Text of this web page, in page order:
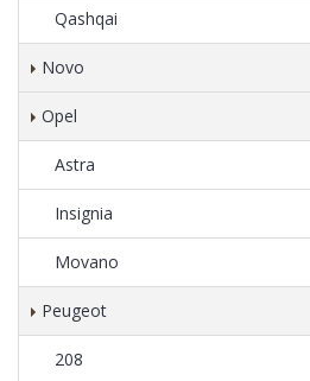
Qashqai
Novo
Opel
Astra
Insignia
Movano
Peugeot
208